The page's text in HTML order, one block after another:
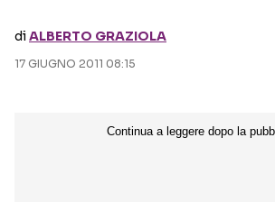
diALBERTO GRAZIOLA
17 GIUGNO 2011 08:15